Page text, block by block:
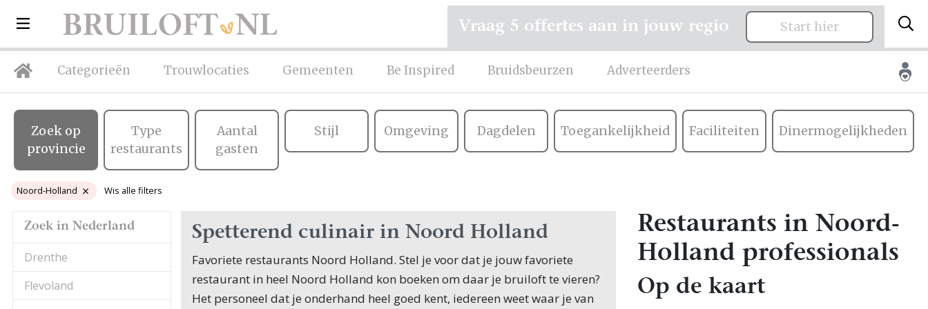
Categorieën Trouwlocaties Gemeenten Be Inspired Bruidsbeurzen Adverteerders
Vraag 5 offertes aan in jouw regio Start hier
Zoek op
provincie
Type
restaurants
Aantal
gasten
Stijl Omgeving Dagdelen Toegankelijkheid Faciliteiten Dinermogelijkheden
Noord-Holland Wis alle filters
Zoek in Nederland
Drenthe
Flevoland
Spetterend culinair in Noord Holland
Favoriete restaurants Noord Holland. Stel je voor dat je jouw favoriete
restaurant in heel Noord Holland kon boeken om daar je bruiloft te vieren?
Het personeel dat je onderhand heel goed kent, iedereen weet waar je van
Restaurants in Noord-
Holland professionals
Op de kaart